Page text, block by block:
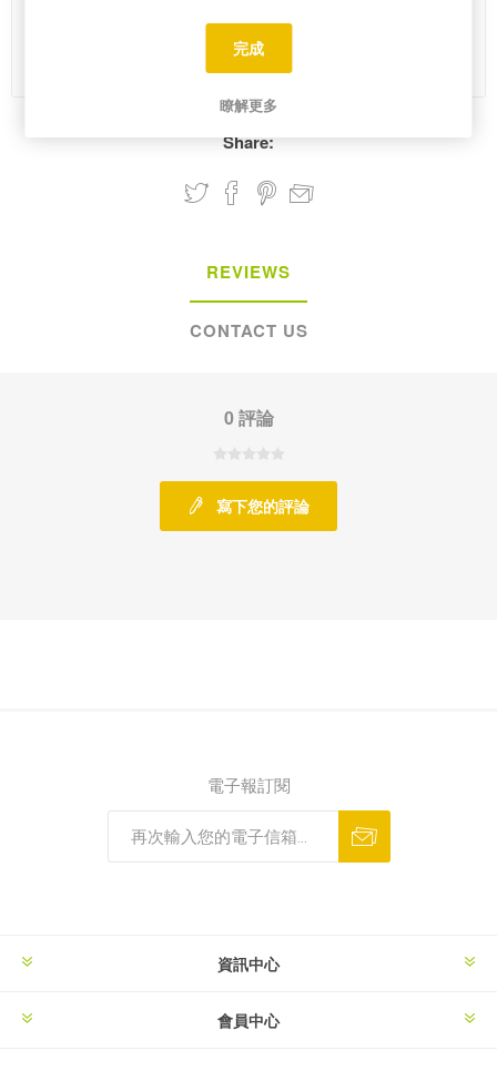
Please select the address you want to ship from
Share:
REVIEWS
CONTACT US
0 評論
寫下您的評論
電子報訂閱
資訊中心
會員中心
完成
瞭解更多